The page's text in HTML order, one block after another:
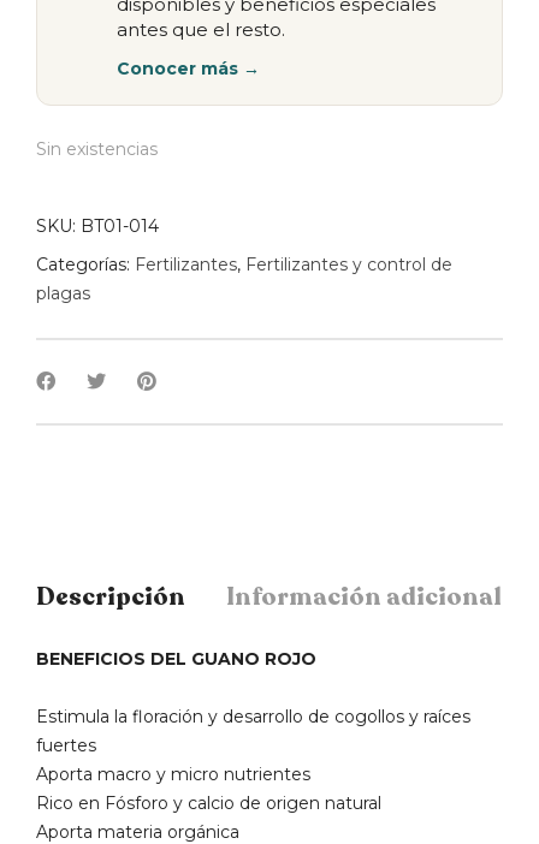
antes que el resto.
Conocer más →
Sin existencias
SKU: BT01-014
Categorías: Fertilizantes, Fertilizantes y control de
plagas
Descripción Información adicional
BENEFICIOS DEL GUANO ROJO
Estimula la floración y desarrollo de cogollos y raíces
fuertes
Aporta macro y micro nutrientes
Rico en Fósforo y calcio de origen natural
Aporta materia orgánica